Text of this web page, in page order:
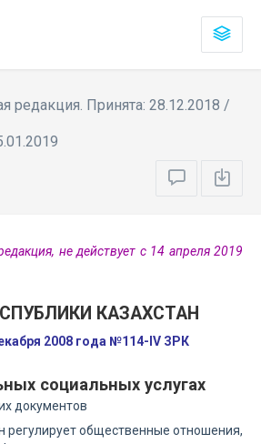
редакция. Принята: 28.12.2018 /
не действует с 14 апреля 2019
КАЗАХСТАН
2008 года №114-IV ЗРК
социальных услугах
документов
регулирует общественные отношения,